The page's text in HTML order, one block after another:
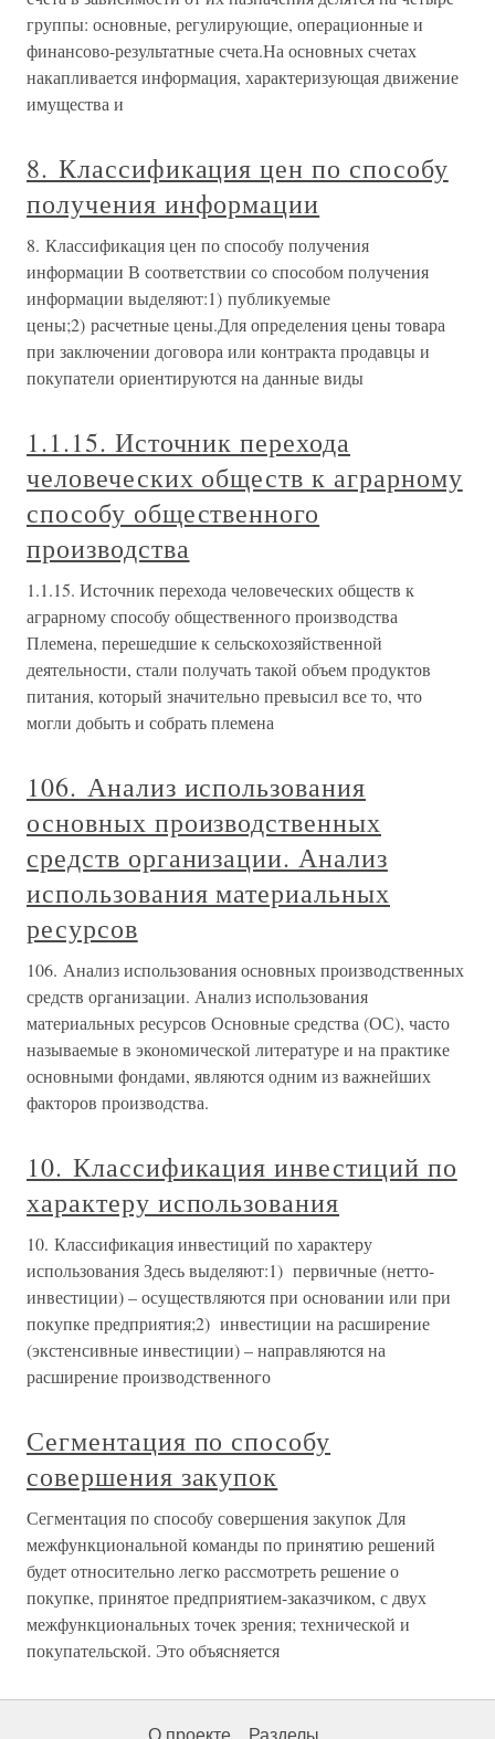
группы: основные, регулирующие, операционные и
финансово-результатные счета.На основных счетах
накапливается информация, характеризующая движение
имущества и
8. Классификация цен по способу
получения информации
8. Классификация цен по способу получения
информации В соответствии со способом получения
информации выделяют:1) публикуемые
цены;2) расчетные цены.Для определения цены товара
при заключении договора или контракта продавцы и
покупатели ориентируются на данные виды
1.1.15. Источник перехода
человеческих обществ к аграрному
способу общественного
производства
1.1.15. Источник перехода человеческих обществ к
аграрному способу общественного производства
Племена, перешедшие к сельскохозяйственной
деятельности, стали получать такой объем продуктов
питания, который значительно превысил все то, что
могли добыть и собрать племена
106. Анализ использования
основных производственных
средств организации. Анализ
использования материальных
ресурсов
106. Анализ использования основных производственных
средств организации. Анализ использования
материальных ресурсов Основные средства (ОС), часто
называемые в экономической литературе и на практике
основными фондами, являются одним из важнейших
факторов производства.
10. Классификация инвестиций по
характеру использования
10. Классификация инвестиций по характеру
использования Здесь выделяют:1) первичные (нетто-
инвестиции) – осуществляются при основании или при
покупке предприятия;2) инвестиции на расширение
(экстенсивные инвестиции) – направляются на
расширение производственного
Сегментация по способу
совершения закупок
Сегментация по способу совершения закупок Для
межфункциональной команды по принятию решений
будет относительно легко рассмотреть решение о
покупке, принятое предприятием-заказчиком, с двух
межфункциональных точек зрения; технической и
покупательской. Это объясняется